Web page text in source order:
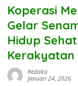
Koperasi
Gelar
Hidup
Kerakyatan
Redaksi
Januari 24, 2026